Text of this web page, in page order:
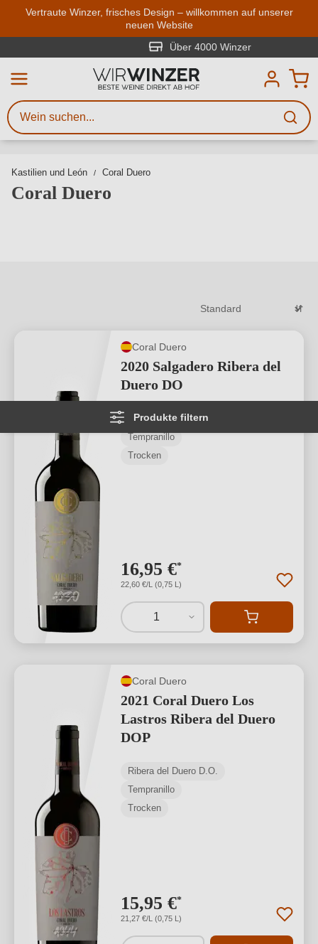
Zum Hauptinhalt springen
Vertraute Winzer, frisches Design – willkommen auf unserer
neuen Website
Über 4000 Winzer
Kastilien und León Coral Duero
Coral Duero
Produkte filtern
Coral Duero
2020 Salgadero Ribera del
Duero DO
Ribera del Duero D.O.
Tempranillo
Trocken
16,95 €*
22,60 €/L (0,75 L)
1
Coral Duero
2021 Coral Duero Los
Lastros Ribera del Duero
DOP
Ribera del Duero D.O.
Tempranillo
Trocken
15,95 €*
21,27 €/L (0,75 L)
Weinsuche
Mindestens 3 Zeichen eingeben
Beschreiben Sie, welchen Wein
Sie suchen – ob nach Geschmack,
Region, Winzer oder anderen